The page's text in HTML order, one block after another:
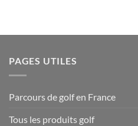
PAGES UTILES
Parcours de golf en France
Tous les produits golf